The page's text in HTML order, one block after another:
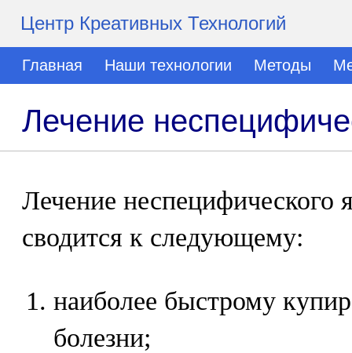
Центр Креативных Технологий
Главная Наши технологии Методы
Лечение
Лечение неспецифического
сводится к следующему:
наиболее быстрому
болезни;